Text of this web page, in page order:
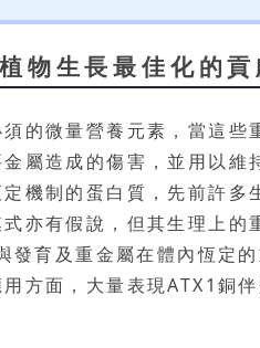
物生長最佳化的
的微量營養元素，當這
金屬造成的傷害，並用以
機制的蛋白質，先前許
亦有假說，但其生理上
發育及重金屬在體內恆定
方面，大量表現ATX1銅